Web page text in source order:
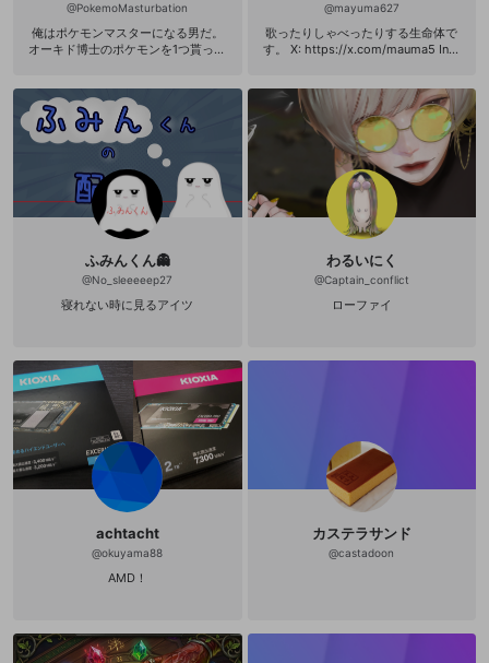
@PokemoMasturbation
俺はポケモンマスターになる男だ。
オーキド博士のポケモンを1つ貰って
幾度の困難も相棒のぴかてうと一緒
に乗り越えてきた。 そんな俺だから
こそできるコメントを配信者に10万
ボルトしてやるぜ⚡⚡ 目指せオープン
レックコメントマスター🥎 略してオ
プマス🥎
@mayuma627
歌ったりしゃべったりする生命体で
す。 X: https://x.com/mauma5 Inst
waG5p&utm_source=qr
ふみんくん👻
@No_sleeeeep27
寝れない時に見るアイツ
わるいにく
@Captain_conflict
ローファイ
achtacht
@okuyama88
AMD！
カステラサンド
@castadoon